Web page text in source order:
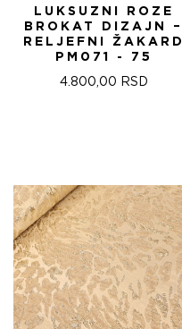
LUKSUZNI ROZE
BROKAT DIZAJN –
RELJEFNI ŽAKARD
PM071 - 75
4.800,00 RSD